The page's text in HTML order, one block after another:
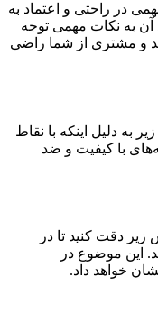
در راحتی و اعتماد به
آن به نکات مهمی توجه
و مشتری از شما راضی
به دلیل اینکه با نقاط
با کیفیت و ضد
زیر دقت کنید تا در
این موضوع در
خواهد داد.